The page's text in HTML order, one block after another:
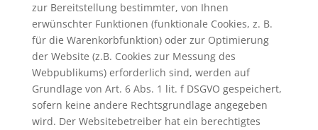
zur Bereitstellung bestimmter, von Ihnen
erwünschter Funktionen (funktionale Cookies, z. B.
für die Warenkorbfunktion) oder zur Optimierung
der Website (z.B. Cookies zur Messung des
Webpublikums) erforderlich sind, werden auf
Grundlage von Art. 6 Abs. 1 lit. f DSGVO gespeichert,
sofern keine andere Rechtsgrundlage angegeben
wird. Der Websitebetreiber hat ein berechtigtes